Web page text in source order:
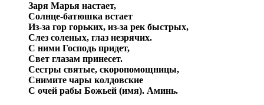
Заря Марья настает,
Солнце-батюшка встает
Из-за гор горьких, из-за рек быстрых,
Слез соленых, глаз незрячих.
С ними Господь придет,
Свет глазам принесет.
Сестры святые, скоропомощницы,
Снимите чары колдовские
С очей рабы Божьей (имя). Аминь.